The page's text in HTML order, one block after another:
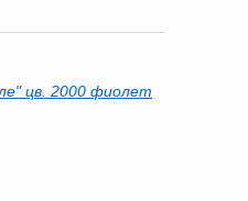
цв. 2000 фиолет